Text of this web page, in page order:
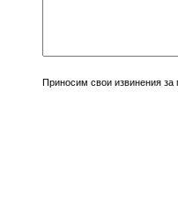
Приносим свои извинения за